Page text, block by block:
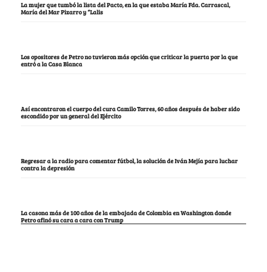
La mujer que tumbó la lista del Pacto, en la que estaba María Fda. Carrascal,
María del Mar Pizarro y “Lalis
Los opositores de Petro no tuvieron más opción que criticar la puerta por la que
entró a la Casa Blanca
Así encontraron el cuerpo del cura Camilo Torres, 60 años después de haber sido
escondido por un general del Ejército
Regresar a la radio para comentar fútbol, la solución de Iván Mejía para luchar
contra la depresión
La casona más de 100 años de la embajada de Colombia en Washington donde
Petro afinó su cara a cara con Trump